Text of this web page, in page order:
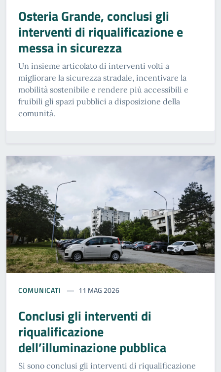
Osteria Grande, conclusi gli
interventi di riqualificazione e
messa in sicurezza
Un insieme articolato di interventi volti a
migliorare la sicurezza stradale, incentivare la
mobilità sostenibile e rendere più accessibili e
fruibili gli spazi pubblici a disposizione della
comunità.
COMUNICATI 11 MAG 2026
Conclusi gli interventi di
riqualificazione
dell’illuminazione pubblica
Si sono conclusi gli interventi di riqualificazione